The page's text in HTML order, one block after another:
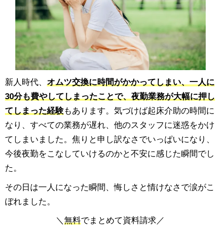
新人時代、 オムツ交換に時間がかかってしまい、一人に
30分も費やしてしまったことで、夜勤業務が大幅に押し
てしまった経験もあります。気づけば起床介助の時間に
なり、すべての業務が遅れ、他のスタッフに迷惑をかけ
てしまいました。焦りと申し訳なさでいっぱいになり、
今後夜勤をこなしていけるのかと不安に感じた瞬間でし
た。
その日は一人になった瞬間、悔しさと情けなさで涙がこ
ぼれました。
＼無料でまとめて資料請求／